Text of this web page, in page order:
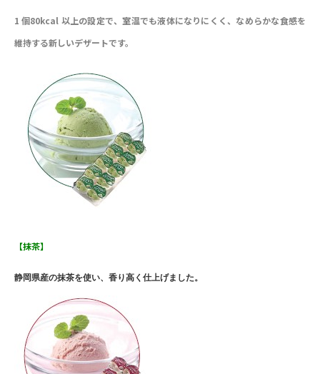
1 個80kcal 以上の設定で、室温でも液体になりにくく、なめらかな食感を
維持する新しいデザートです。
【抹茶】
静岡県産の抹茶を使い、香り高く仕上げました。